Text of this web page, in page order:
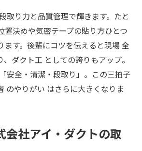
取り力と品質管理で輝きます。たと
置決めや気密テープの貼り方ひとつ
ます。後輩にコツを伝えると現場 全
ダクト工 としての誇りもアップ。
安全・清潔・段取り」。この三拍子
のやりがい はさらに大きくなりま
会社アイ・ダクトの取